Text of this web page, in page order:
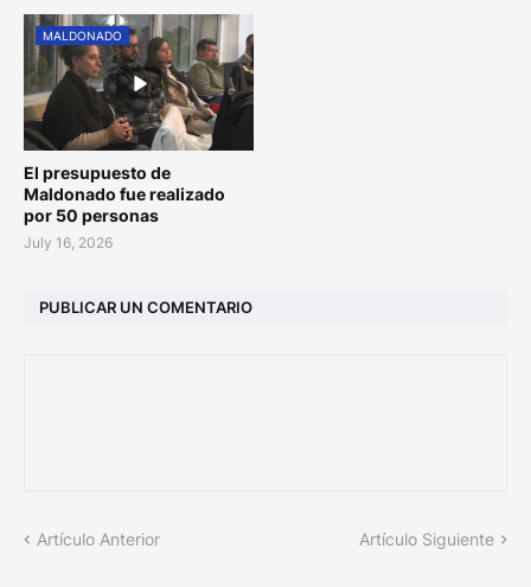
MALDONADO
El presupuesto de
Maldonado fue realizado
por 50 personas
July 16, 2026
PUBLICAR UN COMENTARIO
Artículo Anterior Artículo Siguiente